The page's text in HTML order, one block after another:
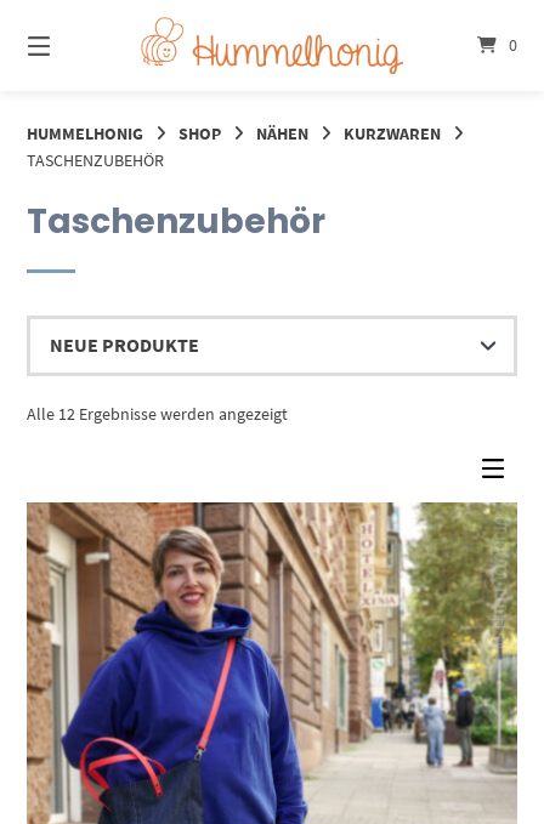
zum
Inhalt
0
HUMMELHONIG SHOP NÄHEN
KURZWAREN
TASCHENZUBEHÖR
Taschenzubehör
Alle 12 Ergebnisse werden angezeigtNach